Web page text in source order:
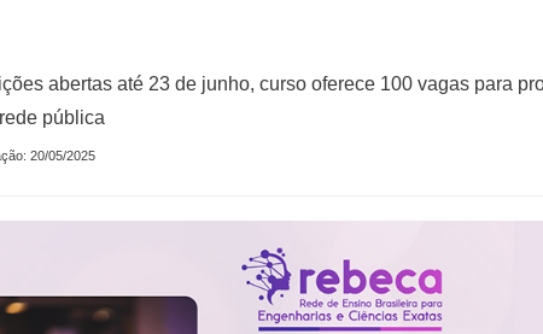
abertas até 23 de junho, curso oferece 100 vagas para
pública
20/05/2025